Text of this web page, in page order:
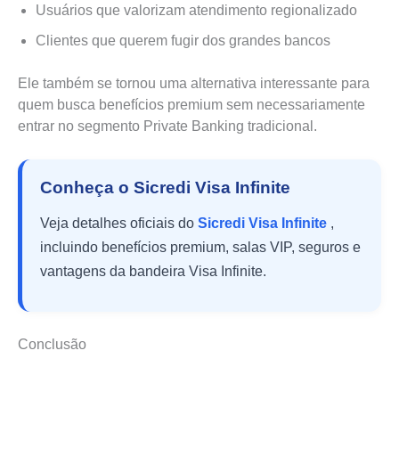
Usuários que valorizam atendimento regionalizado
Clientes que querem fugir dos grandes bancos
Ele também se tornou uma alternativa interessante para
quem busca benefícios premium sem necessariamente
entrar no segmento Private Banking tradicional.
Conheça o Sicredi Visa Infinite
Veja detalhes oficiais do Sicredi Visa Infinite ,
incluindo benefícios premium, salas VIP, seguros e
vantagens da bandeira Visa Infinite.
Conclusão